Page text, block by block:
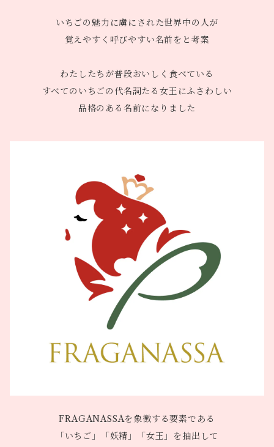
いちごの魅力に虜にされた世界中の人が
覚えやすく呼びやすい名前をと考案
わたしたちが普段おいしく食べている
すべてのいちごの代名詞たる女王にふさわしい
品格のある名前になりました
FRAGANASSAを象徴する要素である
「いちご」「妖精」「女王」を抽出して